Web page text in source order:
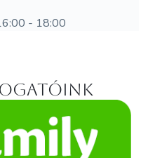
- 18:00